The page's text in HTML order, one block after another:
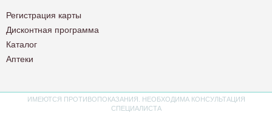
Регистрация карты
Дисконтная программа
Каталог
Аптеки
ИМЕЮТСЯ ПРОТИВОПОКАЗАНИЯ. НЕОБХОДИМА КОНСУЛЬТАЦИЯ
СПЕЦИАЛИСТА